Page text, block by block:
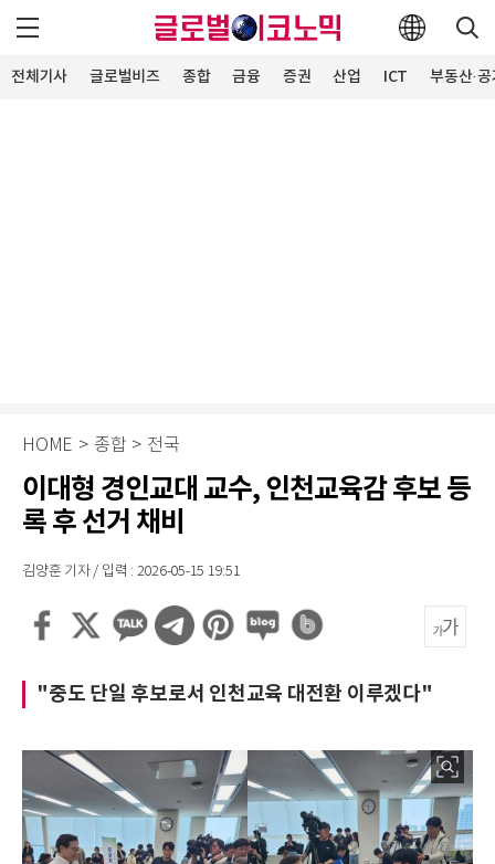
전체기사 글로벌비즈 종합 금융 증권 산업 ICT 부동산·
HOME > 종합 > 전국
이대형 경인교대 교수, 인천교육감 후보 등
록 후 선거 채비
김양훈 기자 / 입력 : 2026-05-15 19:51
"중도 단일 후보로서 인천교육 대전환 이루겠다"